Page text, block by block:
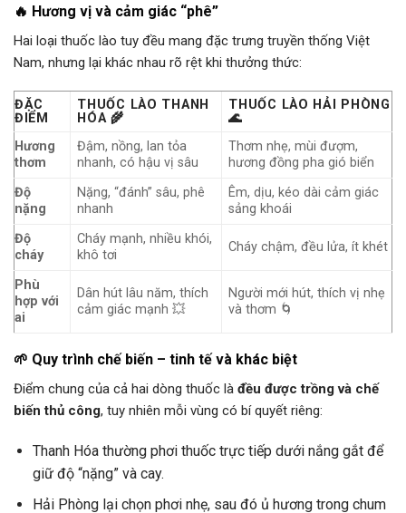
🔥 Hương vị và cảm giác “phê”
Hai loại thuốc lào tuy đều mang đặc trưng truyền thống Việt
Nam, nhưng lại khác nhau rõ rệt khi thưởng thức:
ĐẶC
ĐIỂM
THUỐC LÀO THANH
HÓA 🌾
THUỐC LÀO HẢI PHÒNG
🌊
Hương
thơm
Đậm, nồng, lan tỏa
nhanh, có hậu vị sâu
Thơm nhẹ, mùi đượm,
hương đồng pha gió biển
Độ
nặng
Nặng, “đánh” sâu, phê
nhanh
Êm, dịu, kéo dài cảm giác
sảng khoái
Độ
cháy
Cháy mạnh, nhiều khói,
khô tơi
Cháy chậm, đều lửa, ít khét
Phù
hợp với
ai
Dân hút lâu năm, thích
cảm giác mạnh 💥
Người mới hút, thích vị nhẹ
và thơm 🌀
🌱 Quy trình chế biến – tinh tế và khác biệt
Điểm chung của cả hai dòng thuốc là đều được trồng và chế
biến thủ công, tuy nhiên mỗi vùng có bí quyết riêng:
Thanh Hóa thường phơi thuốc trực tiếp dưới nắng gắt để
giữ độ “nặng” và cay.
Hải Phòng lại chọn phơi nhẹ, sau đó ủ hương trong chum